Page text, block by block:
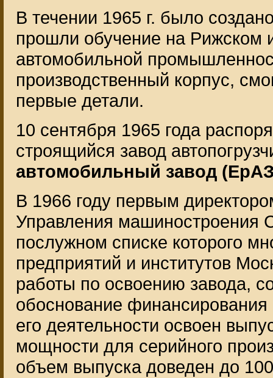
В течении 1965 г. было
прошли обучение на Рижском
автомобильной
производственный корпус,
первые детали.
10 сентября 1965 года
строящийся завод
автомобильный завод
В 1966 году первым
Управления
послужном списке которого
предприятий и институтов
работы по освоению завода,
обоснование финансирования
его деятельности освоен
мощности для серийного
объем выпуска доведен до